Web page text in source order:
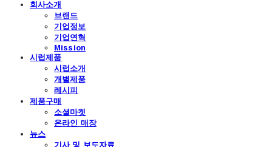
회사소개
브랜드
기업정보
기업연혁
Mission
시럽제품
시럽소개
개별제품
레시피
제품구매
소셜마켓
온라인 매장
뉴스
기사 및 보도자료